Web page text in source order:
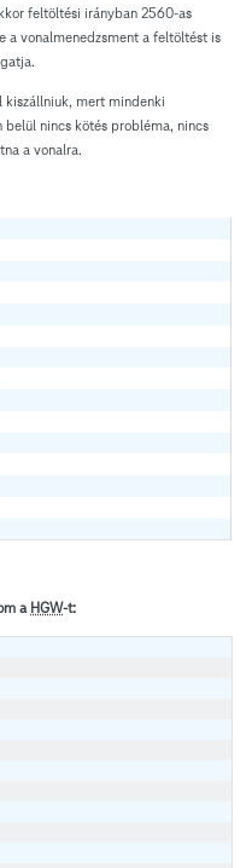
feltöltési irányban 2560-as
a vonalmenedzsment a feltöltést is
kiszállniuk, mert mindenki
belül nincs kötés probléma, nincs
a vonalra.
a HGW-t: